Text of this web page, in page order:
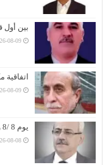
بين أول
08-09
08-09
يوم 8 /8 والفرح لآخر مرة! فلاح المشعل
08-08